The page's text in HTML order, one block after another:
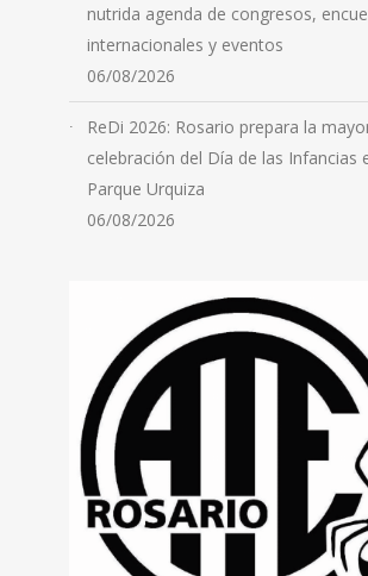
nutrida agenda de congresos,
internacionales y eventos
06/08/2026
ReDi 2026: Rosario prepara la
celebración del Día de las Infancias
Parque Urquiza
06/08/2026